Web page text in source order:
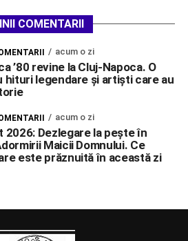
COMENTARII
acum o zi
’80 revine la Cluj-Napoca. O
hituri legendare și artiști care au
acum o zi
2026: Dezlegare la pește în
Maicii Domnului. Ce
este prăznuită în această zi